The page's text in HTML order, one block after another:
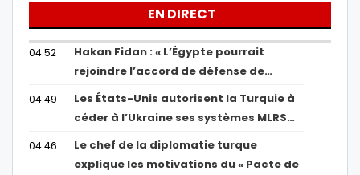
EN DIRECT
04:52
Hakan Fidan : « L’Égypte pourrait
rejoindre l’accord de défense de…
04:49
Les États-Unis autorisent la Turquie à
céder à l’Ukraine ses systèmes MLRS…
04:46
Le chef de la diplomatie turque
explique les motivations du « Pacte de